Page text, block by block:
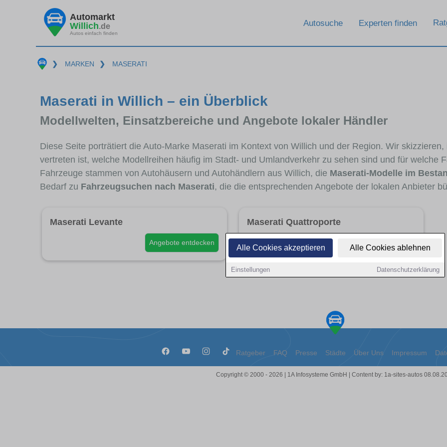
Alle Cookies akzeptieren Alle Cookies ablehnen
Einstellungen Datenschutzerklärung
Automarkt
Willich.de
Autos einfach finden
Autosuche Experten finden
❯ MARKEN ❯ MASERATI
Maserati in Willich – ein Überblick
Modellwelten, Einsatzbereiche und Angebote lokaler Händler
Diese Seite porträtiert die Auto-Marke Maserati im Kontext von Willich und der Region. Wir
vertreten ist, welche Modellreihen häufig im Stadt- und Umlandverkehr zu sehen sind und für welche
Fahrzeuge stammen von Autohäusern und Autohändlern aus Willich, die Maserati-Modelle im
Bedarf zu Fahrzeugsuchen nach Maserati, die die entsprechenden Angebote der lokalen Anbieter
Maserati Levante
Angebote entdecken
Maserati Quattroporte
Ratgeber FAQ Presse Städte Über Uns Impressum
Copyright © 2000 - 2026 | 1A Infosysteme GmbH | Content by: 1a-sites-autos